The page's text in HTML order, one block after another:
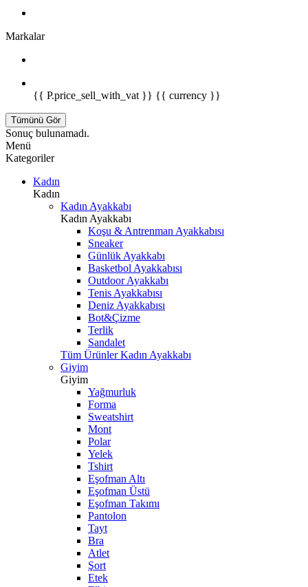
Markalar
{{ P.price_sell_with_vat }} {{ currency }}
Tümünü Gör
Sonuç bulunamadı.
Menü
Kategoriler
Kadın
Kadın
Kadın Ayakkabı
Kadın Ayakkabı
Koşu & Antrenman Ayakkabısı
Sneaker
Günlük Ayakkabı
Basketbol Ayakkabısı
Outdoor Ayakkabı
Tenis Ayakkabısı
Deniz Ayakkabısı
Bot&Çizme
Terlik
Sandalet
Tüm Ürünler Kadın Ayakkabı
Giyim
Giyim
Yağmurluk
Forma
Sweatshirt
Mont
Polar
Yelek
Tshirt
Eşofman Altı
Eşofman Üstü
Eşofman Takımı
Pantolon
Tayt
Bra
Atlet
Şort
Etek